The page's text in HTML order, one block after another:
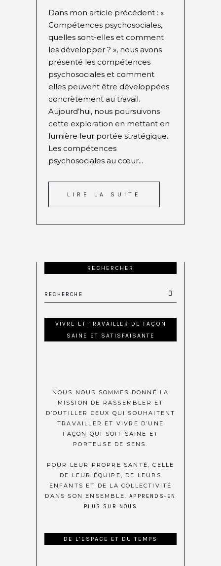
Dans mon article précédent : «
Compétences psychosociales,
quelles sont-elles et comment
les développer ? », nous avons
présenté les compétences
psychosociales et comment
elles peuvent être développées
concrètement au travail.
Aujourd’hui, nous poursuivons
cette exploration en mettant en
lumière leur portée stratégique.
Les compétences
psychosociales au cœur...
LIRE LA SUITE
RECHERCHER
VIVRE ET TRAVAILLER DE FAÇON
SAINE ET SATISFAISANTE
NOUS NOUS SOMMES DONNÉ LA
MISSION DE RASSEMBLER ET
D’OUTILLER CEUX QUI SOUHAITENT
TRAVAILLER ET VIVRE D’UNE
FAÇON QUI SOIT SAINE ET
PORTEUSE DE SENS.
POUR LEUR PROPRE SANTÉ, CELLE
DE LEUR ÉQUIPE, DE LEURS
ENFANTS ET DE LA COLLECTIVITÉ
DANS SON ENSEMBLE.APPRENDS-EN
PLUS SUR NOUS
DE L’ESPACE ET DU TEMPS